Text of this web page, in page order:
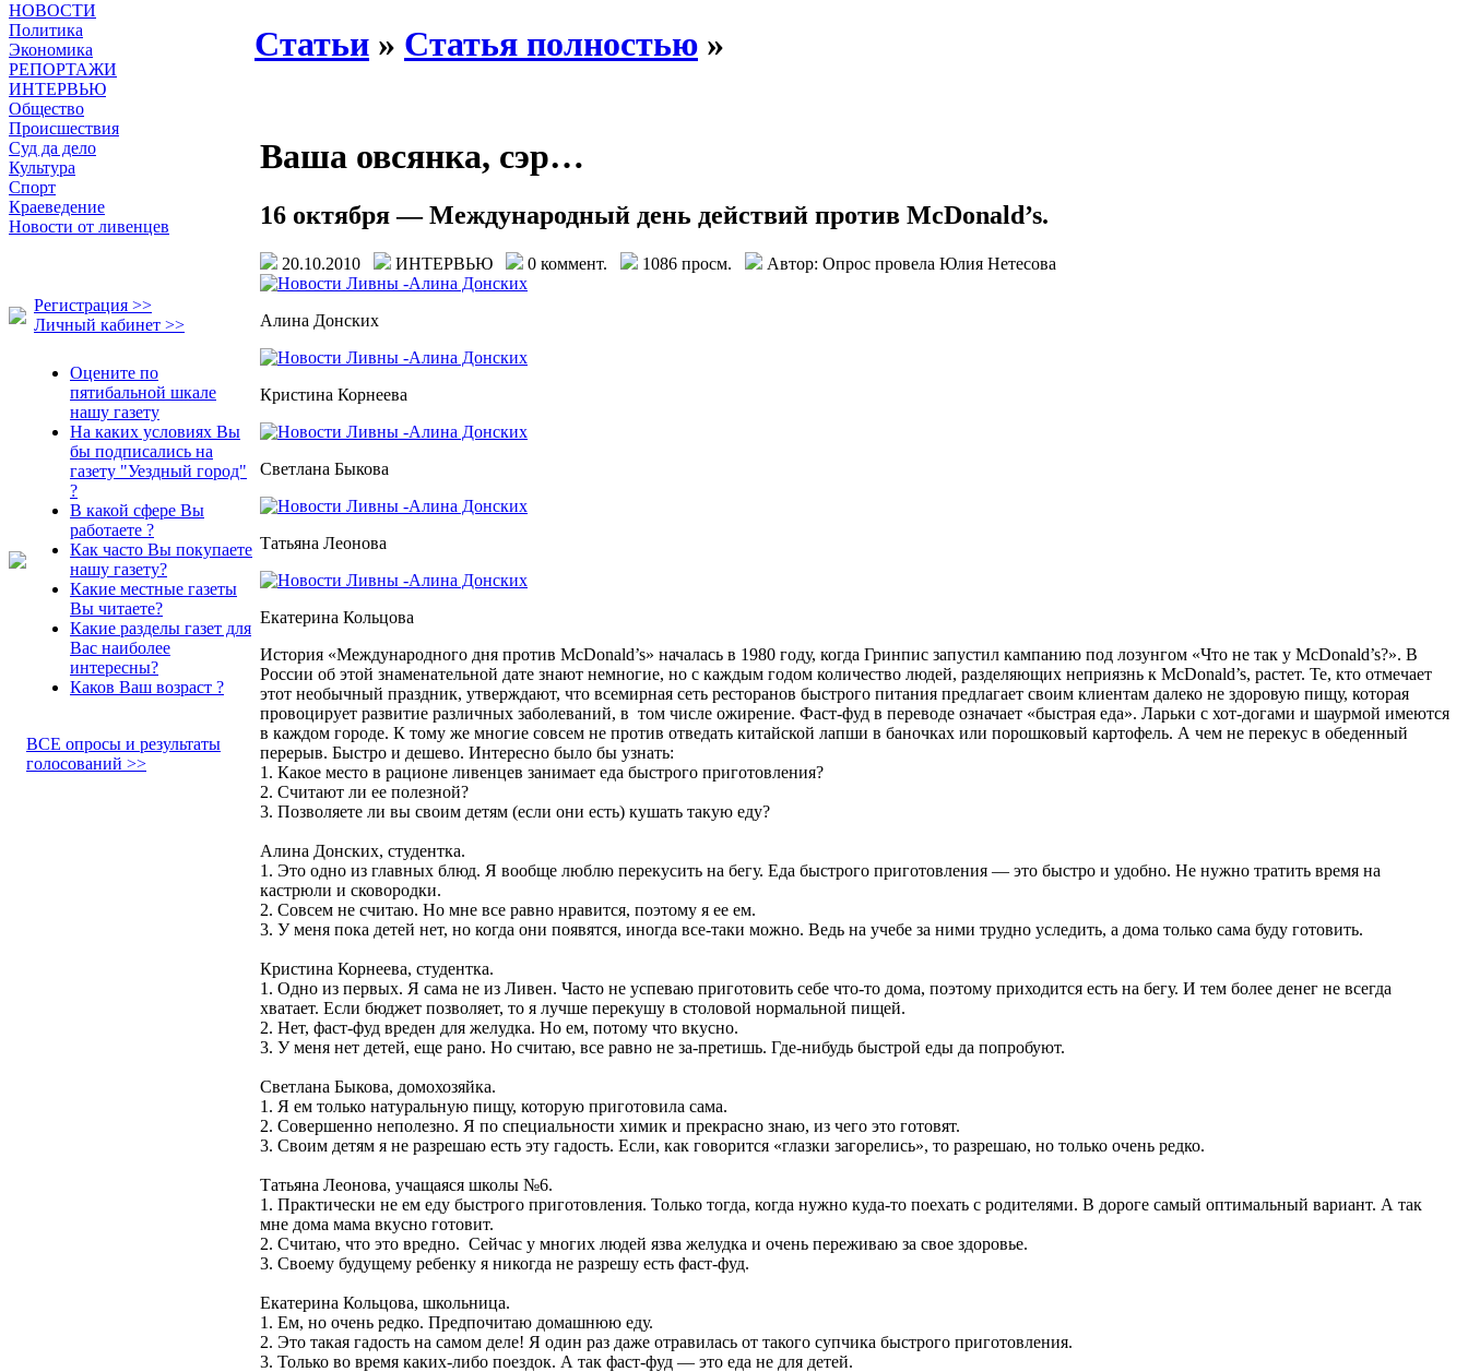
НОВОСТИ
Политика
Экономика
РЕПОРТАЖИ
ИНТЕРВЬЮ
Общество
Происшествия
Суд да дело
Культура
Спорт
Краеведение
Новости от ливенцев
Регистрация >>
Личный кабинет >>
Оцените по
пятибальной шкале
нашу газету
На каких условиях Вы
бы подписались на
газету "Уездный город"
?
В какой сфере Вы
работаете ?
Как часто Вы покупаете
нашу газету?
Какие местные газеты
Вы читаете?
Какие разделы газет для
Вас наиболее
интересны?
Каков Ваш возраст ?
ВСЕ опросы и результаты
голосований >>
Статьи » Статья полностью »
Ваша овсянка, сэр…
16 октября — Международный день действий против McDonald’s.
20.10.2010 ИНТЕРВЬЮ 0 коммент. 1086 просм. Автор: Опрос провела Юлия Нетесова
Алина Донских
Кристина Корнеева
Светлана Быкова
Татьяна Леонова
Екатерина Кольцова
История «Международного дня против McDonald’s» началась в 1980 году, когда Гринпис запустил кампанию под лозунгом «Что не так у McDonald’s?». В
России об этой знаменательной дате знают немногие, но с каждым годом количество людей, разделяющих неприязнь к McDonald’s, растет. Те, кто отмечает
этот необычный праздник, утверждают, что всемирная сеть ресторанов быстрого питания предлагает своим клиентам далеко не здоровую пищу, которая
провоцирует развитие различных заболеваний, в том числе ожирение. Фаст-фуд в переводе означает «быстрая еда». Ларьки с хот-догами и шаурмой имеются
в каждом городе. К тому же многие совсем не против отведать китайской лапши в баночках или порошковый картофель. А чем не перекус в обеденный
перерыв. Быстро и дешево. Интересно было бы узнать:
1. Какое место в рационе ливенцев занимает еда быстрого приготовления?
2. Считают ли ее полезной?
3. Позволяете ли вы своим детям (если они есть) кушать такую еду?
Алина Донских, студентка.
1. Это одно из главных блюд. Я вообще люблю перекусить на бегу. Еда быстрого приготовления — это быстро и удобно. Не нужно тратить время на
кастрюли и сковородки.
2. Совсем не считаю. Но мне все равно нравится, поэтому я ее ем.
3. У меня пока детей нет, но когда они появятся, иногда все-таки можно. Ведь на учебе за ними трудно уследить, а дома только сама буду готовить.
Кристина Корнеева, студентка.
1. Одно из первых. Я сама не из Ливен. Часто не успеваю приготовить себе что-то дома, поэтому приходится есть на бегу. И тем более денег не всегда
хватает. Если бюджет позволяет, то я лучше перекушу в столовой нормальной пищей.
2. Нет, фаст-фуд вреден для желудка. Но ем, потому что вкусно.
3. У меня нет детей, еще рано. Но считаю, все равно не за-претишь. Где-нибудь быстрой еды да попробуют.
Светлана Быкова, домохозяйка.
1. Я ем только натуральную пищу, которую приготовила сама.
2. Совершенно неполезно. Я по специальности химик и прекрасно знаю, из чего это готовят.
3. Своим детям я не разрешаю есть эту гадость. Если, как говорится «глазки загорелись», то разрешаю, но только очень редко.
Татьяна Леонова, учащаяся школы №6.
1. Практически не ем еду быстрого приготовления. Только тогда, когда нужно куда-то поехать с родителями. В дороге самый оптимальный вариант. А так
мне дома мама вкусно готовит.
2. Считаю, что это вредно. Сейчас у многих людей язва желудка и очень переживаю за свое здоровье.
3. Своему будущему ребенку я никогда не разрешу есть фаст-фуд.
Екатерина Кольцова, школьница.
1. Ем, но очень редко. Предпочитаю домашнюю еду.
2. Это такая гадость на самом деле! Я один раз даже отравилась от такого супчика быстрого приготовления.
3. Только во время каких-либо поездок. А так фаст-фуд — это еда не для детей.